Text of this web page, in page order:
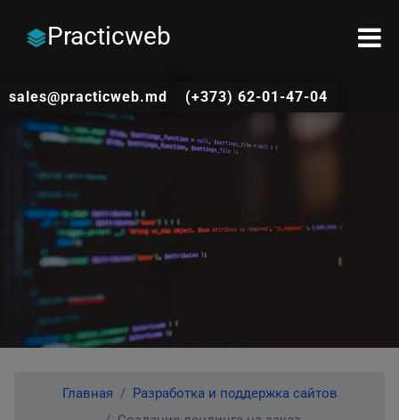
Practicweb
sales@practicweb.md (+373) 62-01-47-04
Главная
Разработка и поддержка сайтов